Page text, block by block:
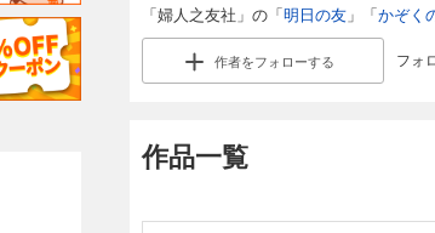
「婦人之友社」の「明日の友 」「かぞく
作者をフォローする フォ
作品一覧